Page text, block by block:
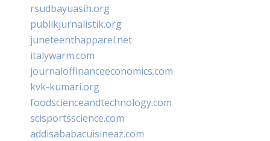
rsudbayuasih.org
publikjurnalistik.org
juneteenthapparel.net
italywarm.com
journaloffinanceeconomics.com
kvk-kumari.org
foodscienceandtechnology.com
scisportsscience.com
addisababacuisineaz.com